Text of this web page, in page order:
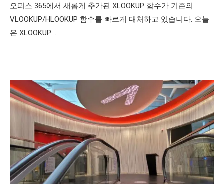
오피스 365에서 새롭게 추가된 XLOOKUP 함수가 기존의
VLOOKUP/HLOOKUP 함수를 빠르게 대처하고 있습니다. 오늘
은 XLOOKUP …